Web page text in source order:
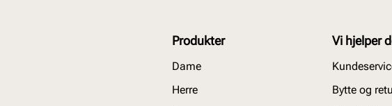
Produkter
Dame
Herre
Vi hjelper
Bytte og